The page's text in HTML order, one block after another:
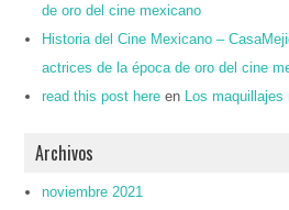
de oro del cine mexicano
Historia del Cine Mexicano –
actrices de la época de oro del cine
read this post here en Los
Archivos
noviembre 2021